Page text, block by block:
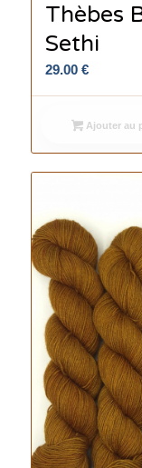
Thèbes
Sethi
29.00 €
Ajouter au